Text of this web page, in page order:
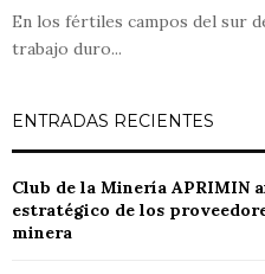
En los fértiles campos del sur
trabajo duro...
ENTRADAS RECIENTES
Club de la Minería APRIMIN
estratégico de los
minera